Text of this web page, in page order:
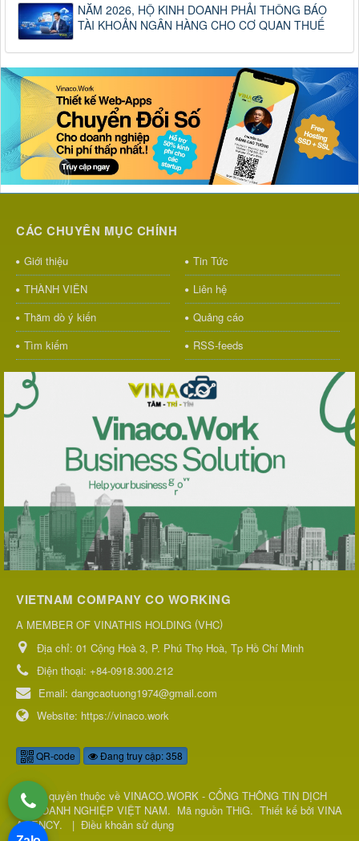
NĂM 2026, HỘ KINH DOANH PHẢI THÔNG BÁO
TÀI KHOẢN NGÂN HÀNG CHO CƠ QUAN THUẾ
CÁC CHUYÊN MỤC CHÍNH
Giới thiệu
Tin Tức
THÀNH VIÊN
Liên hệ
Thăm dò ý kiến
Quảng cáo
Tìm kiếm
RSS-feeds
VIETNAM COMPANY CO WORKING
A MEMBER OF VINATHIS HOLDING (VHC)
Địa chỉ: 01 Cộng Hoà 3, P. Phú Thọ Hoà, Tp Hồ Chí Minh
Điện thoại: +84-0918.300.212
Email: dangcaotuong1974@gmail.com
Website: https://vinaco.work
QR-code Đang truy cập: 358
© Bản quyền thuộc về VINACO.WORK - CỔNG THÔNG TIN DỊCH
VỤ DOANH NGHIỆP VIỆT NAM. Mã nguồn THiG. Thiết kế bởi VINA
AGENCY. | Điều khoản sử dụng